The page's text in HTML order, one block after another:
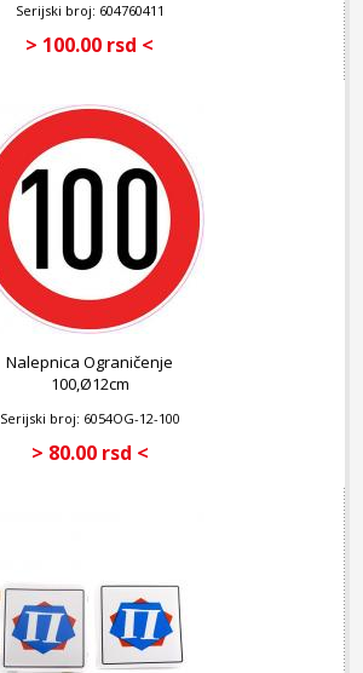
Serijski broj: 604760411
> 100.00 rsd <
Nalepnica Ograničenje
100,Ø12cm
Serijski broj: 6054OG-12-100
> 80.00 rsd <